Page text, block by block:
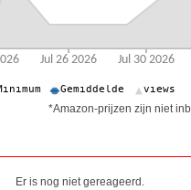
*Amazon-prijzen zijn niet
Er is nog niet gereageerd.